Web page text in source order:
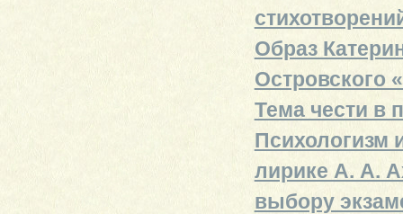
Образ
Островского
Тема чести в
Психологизм
лирике А. А.
выбору